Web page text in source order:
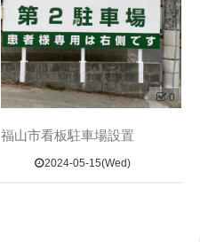
0
福山市看板駐車場設置
2024-05-15(Wed)